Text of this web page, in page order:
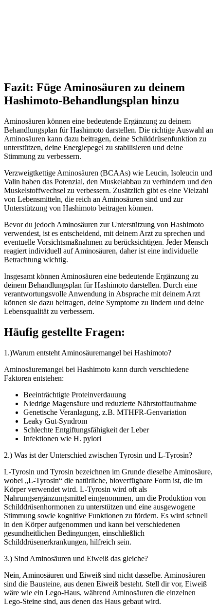
Fazit: Füge Aminosäuren zu deinem
Hashimoto-Behandlungsplan hinzu
Aminosäuren können eine bedeutende Ergänzung zu deinem
Behandlungsplan für Hashimoto darstellen. Die richtige Auswahl an
Aminosäuren kann dazu beitragen, deine Schilddrüsenfunktion zu
unterstützen, deine Energiepegel zu stabilisieren und deine
Stimmung zu verbessern.
Verzweigtkettige Aminosäuren (BCAAs) wie Leucin, Isoleucin und
Valin haben das Potenzial, den Muskelabbau zu verhindern und den
Muskelstoffwechsel zu verbessern. Zusätzlich gibt es eine Vielzahl
von Lebensmitteln, die reich an Aminosäuren sind und zur
Unterstützung von Hashimoto beitragen können.
Bevor du jedoch Aminosäuren zur Unterstützung von Hashimoto
verwendest, ist es entscheidend, mit deinem Arzt zu sprechen und
eventuelle Vorsichtsmaßnahmen zu berücksichtigen. Jeder Mensch
reagiert individuell auf Aminosäuren, daher ist eine individuelle
Betrachtung wichtig.
Insgesamt können Aminosäuren eine bedeutende Ergänzung zu
deinem Behandlungsplan für Hashimoto darstellen. Durch eine
verantwortungsvolle Anwendung in Absprache mit deinem Arzt
können sie dazu beitragen, deine Symptome zu lindern und deine
Lebensqualität zu verbessern.
Häufig gestellte Fragen:
1.)Warum entsteht Aminosäuremangel bei Hashimoto?
Aminosäuremangel bei Hashimoto kann durch verschiedene
Faktoren entstehen:
Beeinträchtigte Proteinverdauung
Niedrige Magensäure und reduzierte Nährstoffaufnahme
Genetische Veranlagung, z.B. MTHFR-Genvariation
Leaky Gut-Syndrom
Schlechte Entgiftungsfähigkeit der Leber
Infektionen wie H. pylori
2.) Was ist der Unterschied zwischen Tyrosin und L-Tyrosin?
L-Tyrosin und Tyrosin bezeichnen im Grunde dieselbe Aminosäure,
wobei „L-Tyrosin“ die natürliche, bioverfügbare Form ist, die im
Körper verwendet wird. L-Tyrosin wird oft als
Nahrungsergänzungsmittel eingenommen, um die Produktion von
Schilddrüsenhormonen zu unterstützen und eine ausgewogene
Stimmung sowie kognitive Funktionen zu fördern. Es wird schnell
in den Körper aufgenommen und kann bei verschiedenen
gesundheitlichen Bedingungen, einschließlich
Schilddrüsenerkrankungen, hilfreich sein.
3.) Sind Aminosäuren und Eiweiß das gleiche?
Nein, Aminosäuren und Eiweiß sind nicht dasselbe. Aminosäuren
sind die Bausteine, aus denen Eiweiß besteht. Stell dir vor, Eiweiß
wäre wie ein Lego-Haus, während Aminosäuren die einzelnen
Lego-Steine sind, aus denen das Haus gebaut wird.